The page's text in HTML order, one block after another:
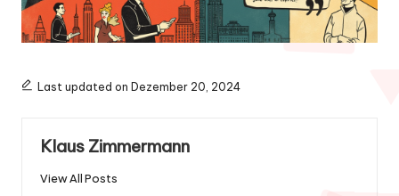
Last updated on Dezember 20, 2024
Klaus Zimmermann
View All Posts